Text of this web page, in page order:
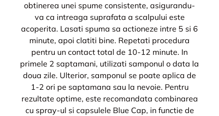
obtinerea unei spume consistente, asigurandu-
va ca intreaga suprafata a scalpului este
acoperita. Lasati spuma sa actioneze intre 5 si 6
minute, apoi clatiti bine. Repetati procedura
pentru un contact total de 10-12 minute. In
primele 2 saptamani, utilizati samponul o data la
doua zile. Ulterior, samponul se poate aplica de
1-2 ori pe saptamana sau la nevoie. Pentru
rezultate optime, este recomandata combinarea
cu spray-ul si capsulele Blue Cap, in functie de